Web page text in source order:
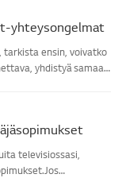
yhteysongelmat
tarkista ensin, voivatko
yhdistyä samaan
televisiossasi,